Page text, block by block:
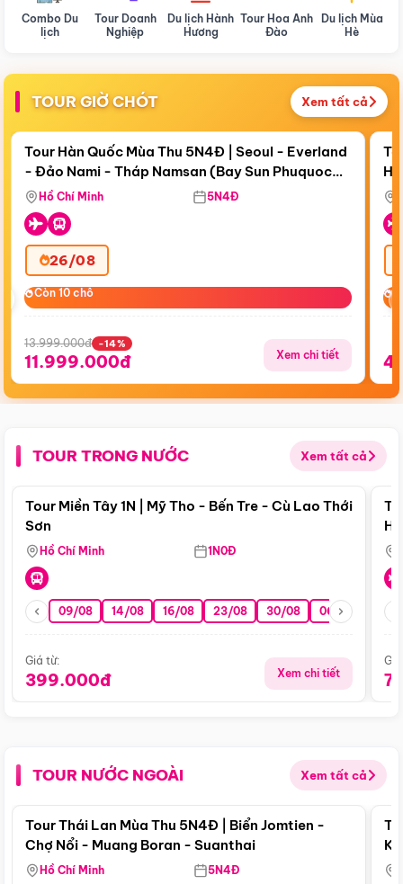
Combo Du
lịch
Tour Doanh
Nghiệp
Du lịch Hành
Hương
Tour Hoa Anh
Đào
Du lịch Mùa
Hè
TOUR GIỜ CHÓT Xem tất cả
Còn19 ngày 12:10:42
Điểm nổi bật
Tour Hàn Quốc Mùa Thu 5N4Đ | Seoul - Everland
- Đảo Nami - Tháp Namsan (Bay Sun Phuquoc
Airways)
Hồ Chí Minh 5N4Đ
26/08
Còn 10 chỗ
Còn 10 chỗ
13.999.000đ -14%
11.999.000đ Xem chi tiết
TOUR TRONG NƯỚC Xem tất cả
Điểm nổi bật
Tour Miền Tây 1N | Mỹ Tho - Bến Tre - Cù Lao Thới
Sơn
Hồ Chí Minh 1N0Đ
09/08 14/08 16/08 23/08 30/08 06/09 13/09
Giá từ:
399.000đ Xem chi tiết
TOUR NƯỚC NGOÀI Xem tất cả
Điểm nổi bật
Tour Thái Lan Mùa Thu 5N4Đ | Biển Jomtien -
Chợ Nổi - Muang Boran - Suanthai
Hồ Chí Minh 5N4Đ